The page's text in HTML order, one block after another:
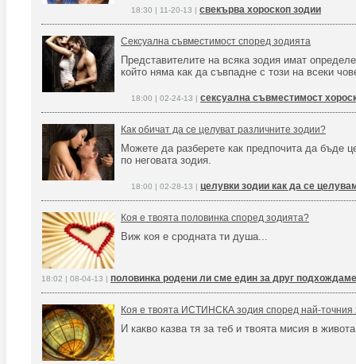
18:30 | 11-20-13 | свекърва хороскоп зодии
Сексуална съвместимост според зодията
Представителите на всяка зодия имат
който няма как да съвпадне с този на всеки
18:00 | 02-24-13 | сексуална съвместимост
Как обичат да се целуват различните зодии?
Можете да разберете как предпочита да бъде
по неговата зодия.
18:00 | 02-28-13 | целувки зодии как да се
Коя е твоята половинка според зодията?
Виж коя е сродната ти душа...
18:02 | 08-04-13 | половинка родени ли сме един за друг
Коя е твоята ИСТИНСКА зодия според най-точния
И какво казва тя за теб и твоята мисия в живота